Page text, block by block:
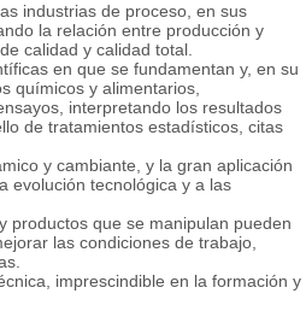
industrias de proceso, en sus
la relación entre producción y
calidad y calidad total.
en que se fundamentan y, en su
químicos y alimentarios,
interpretando los resultados
de tratamientos estadísticos, citas
y cambiante, y la gran aplicación
evolución tecnológica y a las
productos que se manipulan pueden
las condiciones de trabajo,
imprescindible en la formación y